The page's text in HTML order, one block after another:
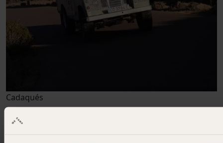
Cadaqués
Tour durch den Naturpark Cap de